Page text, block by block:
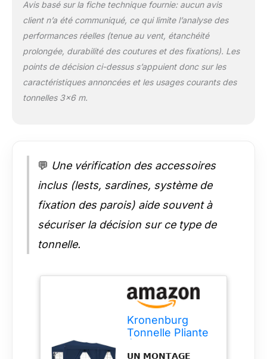
garantit une durabilité
et une fiabilité à toute
épreuve. 𝟭𝟬𝟬 %
𝗘́𝗧𝗔𝗡𝗖𝗛𝗘 𝗘𝗧
𝗨𝗩 – Le toit est
protection totale
Avec une protection
UV 50+, cette
tonnelle vous
protège efficacement
convives.
𝗖𝗢𝗠𝗣𝗢𝗦𝗜𝗧𝗜𝗢𝗡
𝗖𝗢𝗠𝗣𝗟𝗘̀𝗧𝗘 𝗗𝗨 𝗦𝗘𝗧
– Ce pack inclut une
tonnelle couleur bleu
de 3x6 m avec son
toit pré-monté, 6
Avis basé sur la fiche technique fournie: aucun avis
client n’a été communiqué, ce qui limite l’analyse des
performances réelles (tenue au vent, étanchéité
prolongée, durabilité des coutures et des fixations). Les
points de décision ci-dessus s’appuient donc sur les
caractéristiques annoncées et les usages courants des
tonnelles 3×6 m.
💬 Une vérification des accessoires
inclus (lests, sardines, système de
fixation des parois) aide souvent à
sécuriser la décision sur ce type de
tonnelle.
Kronenburg
Tonnelle Pliante
𝗨𝗡 𝗠𝗢𝗡𝗧𝗔𝗚𝗘